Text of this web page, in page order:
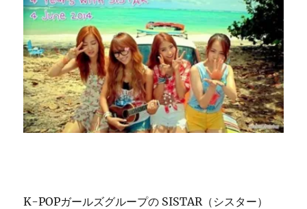
K-POPガールズグループの SISTAR（シスター）